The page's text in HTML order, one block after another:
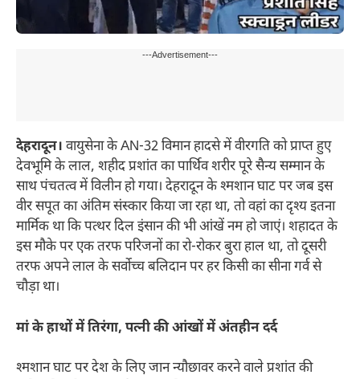
---Advertisement---
देहरादून। वायुसेना के AN-32 विमान हादसे में वीरगति को प्राप्त हुए
देवभूमि के लाल, शहीद प्रशांत का पार्थिव शरीर पूरे सैन्य सम्मान के
साथ पंचतत्व में विलीन हो गया। देहरादून के श्मशान घाट पर जब इस
वीर सपूत का अंतिम संस्कार किया जा रहा था, तो वहां का दृश्य इतना
मार्मिक था कि पत्थर दिल इंसान की भी आंखें नम हो जाएं। शहादत के
इस मौके पर एक तरफ परिजनों का रो-रोकर बुरा हाल था, तो दूसरी
तरफ अपने लाल के सर्वोच्च बलिदान पर हर किसी का सीना गर्व से
चौड़ा था।
मां के हाथों में तिरंगा, पत्नी की आंखों में अंतहीन दर्द
श्मशान घाट पर देश के लिए जान न्यौछावर करने वाले प्रशांत की